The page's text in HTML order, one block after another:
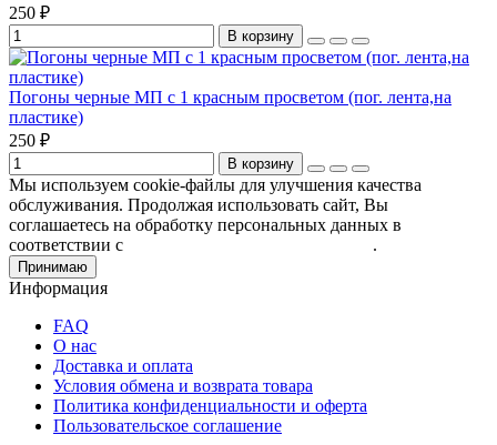
250 ₽
В корзину
Погоны черные МП с 1 красным просветом (пог. лента,на
пластике)
250 ₽
В корзину
Мы используем cookie-файлы для улучшения качества
обслуживания. Продолжая использовать сайт, Вы
соглашаетесь на обработку персональных данных в
соответствии с
.
Принимаю
Информация
FAQ
О нас
Доставка и оплата
Условия обмена и возврата товара
Политика конфиденциальности и оферта
Пользовательское соглашение